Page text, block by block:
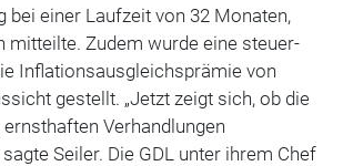
bei einer Laufzeit von 32 Monaten,
mitteilte. Zudem wurde eine steuer-
Inflationsausgleichsprämie von
gestellt. „Jetzt zeigt sich, ob die
Verhandlungen
Seiler. Die GDL unter ihrem Chef